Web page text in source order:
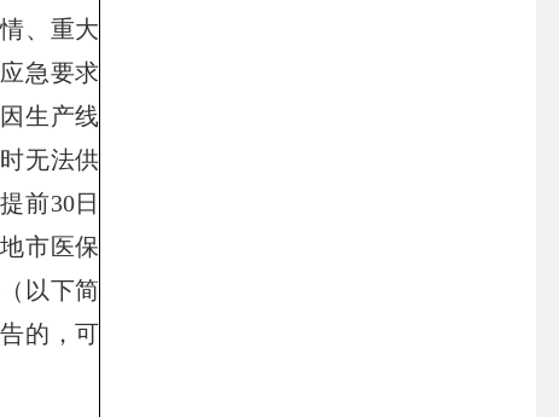
、重大
急要求
生产线
无法供
前30日
市医保
以下简
的，可